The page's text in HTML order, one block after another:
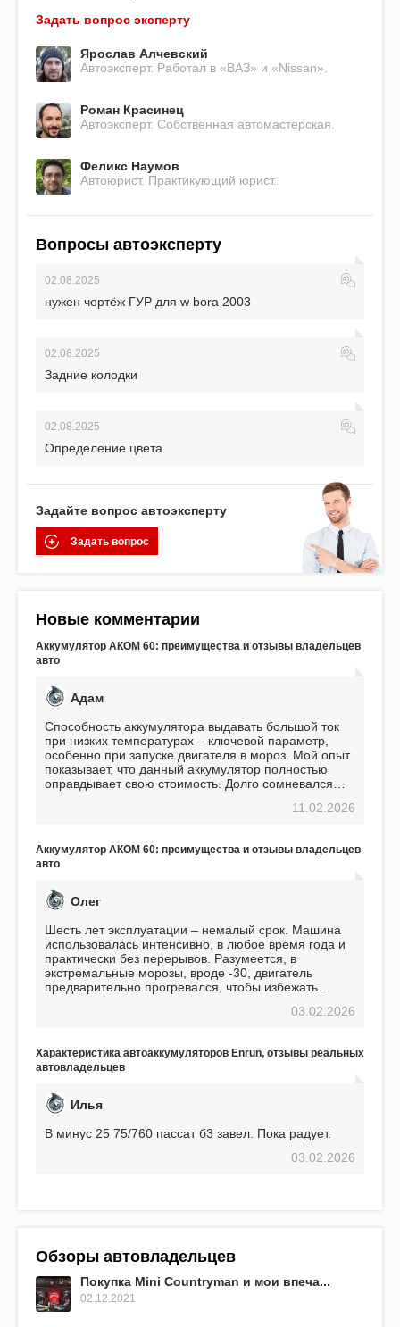
Задать вопрос эксперту
Ярослав Алчевский
Автоэксперт. Работал в «ВАЗ» и «Nissan».
Роман Красинец
Автоэксперт. Собственная автомастерская.
Феликс Наумов
Автоюрист. Практикующий юрист.
Вопросы автоэксперту
02.08.2025
нужен чертёж ГУР для w bora 2003
02.08.2025
Задние колодки
02.08.2025
Определение цвета
Задайте вопрос автоэксперту
Задать вопрос
Новые комментарии
Аккумулятор АКОМ 60: преимущества и отзывы владельцев
авто
Адам
Способность аккумулятора выдавать большой ток
при низких температурах – ключевой параметр,
особенно при запуске двигателя в мороз. Мой опыт
показывает, что данный аккумулятор полностью
оправдывает свою стоимость. Долго сомневался
пожалел. Считаю, что это отличное вложение,11.02.2026
Аккумулятор АКОМ 60: преимущества и отзывы владельцев
авто
Олег
Шесть лет эксплуатации – немалый срок. Машина
использовалась интенсивно, в любое время года и
практически без перерывов. Разумеется, в
экстремальные морозы, вроде -30, двигатель
предварительно прогревался, чтобы избежать
использования не было ни единой поломки,
EFB 75. Судя по характеристикам, он даже
превосходит предыдущую модель.
03.02.2026
Характеристика автоаккумуляторов Enrun, отзывы реальных
автовладельцев
Илья
В минус 25 75/760 пассат б3 завел. Пока радует.
03.02.2026
Обзоры автовладельцев
Покупка Mini Countryman и мои впеча...
02.12.2021